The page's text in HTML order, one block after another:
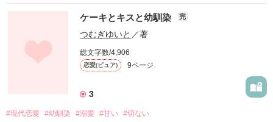
ケーキとキスと幼馴染 完
つむぎゆいと ／著
総文字数/4,906
恋愛(ピュア) 9ページ
3
#現代恋愛 #幼馴染 #溺愛 #甘い #切ない